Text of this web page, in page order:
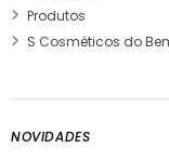
Produtos
S Cosméticos do
NOVIDADES